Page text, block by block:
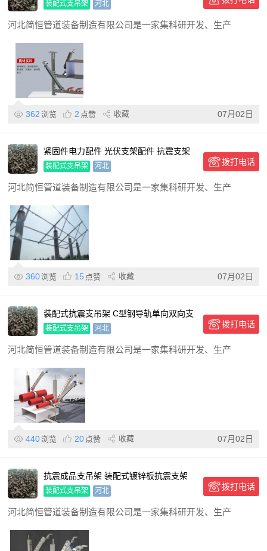
持定制
装配式支吊架 河北
河北简恒管道装备制造有限公司是一家集科研开发、生产
362 浏览 2 点赞 收藏 07月02日
紧固件电力配件 光伏支架配件 抗震支架
装配式支吊架
装配式支吊架 河北 拨打电话
河北简恒管道装备制造有限公司是一家集科研开发、生产
360浏览 15 点赞 收藏 07月02日
装配式抗震支吊架 C型钢导轨单向双向支
撑电气桥架
装配式支吊架 河北 拨打电话
河北简恒管道装备制造有限公司是一家集科研开发、生产
440浏览 20 点赞 收藏 07月02日
抗震成品支吊架 装配式镀锌板抗震支架
消防管道防震支架配件
装配式支吊架 河北 拨打电话
河北简恒管道装备制造有限公司是一家集科研开发、生产